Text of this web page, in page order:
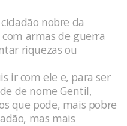
nobre da
armas de guerra
riquezas ou
ir com ele e, para ser
de nome Gentil,
que pode, mais pobre
mas mais